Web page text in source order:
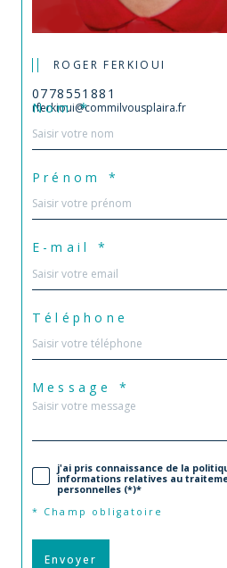
ROGER FERKIOUI
0778551881
rferkioui@commilvousplaira.fr
Nom *
Prénom *
E-mail *
Téléphone
Message *
j'ai pris connaissance de la
informations relatives au
personnelles (*)*
* Champ obligatoire
Envoyer